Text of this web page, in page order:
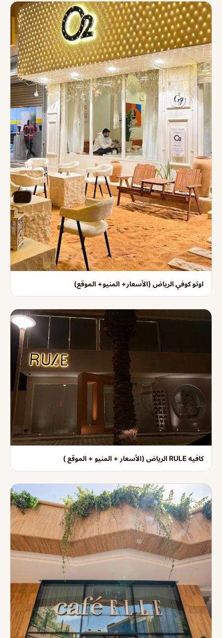
اوتو كوفي الرياض (الأسعار+ المنيو+ الموقع)
كافيه RULE الرياض (الأسعار + المنيو + الموقع )